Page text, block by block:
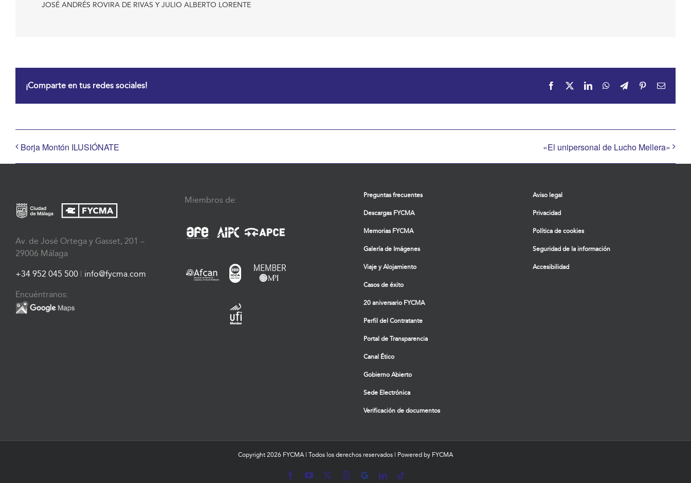
JOSÉ ANDRÉS ROVIRA DE RIVAS Y JULIO ALBERTO LORENTE
¡Comparte en tus redes sociales! Facebook LinkedInWhatsApp
TelegramPinterestCorreo
Borja Montón ILUSIÓNATE «El unipersonal de Lucho Mellera»
Av. de José Ortega y Gasset, 201 –
29006 Málaga
+34 952 045 500 info@fycma.com
Encuéntranos:
Miembros de: Preguntas frecuentes
Descargas FYCMA
Memorias FYCMA
Galería de Imágenes
Viaje y Alojamiento
Casos de éxito
20 aniversario FYCMA
Perfil del Contratante
Portal de Transparencia
Canal Ético
Gobierno Abierto
Sede Electrónica
Verificación de documentos
Aviso legal
Privacidad
Política de cookies
Seguridad de la información
Accesibilidad
Copyright 2026 FYCMA | Todos los derechos reservados | Powered by FYCMA
FacebookYouTube
X Instagram
MyBusinessLinkedInTiktok